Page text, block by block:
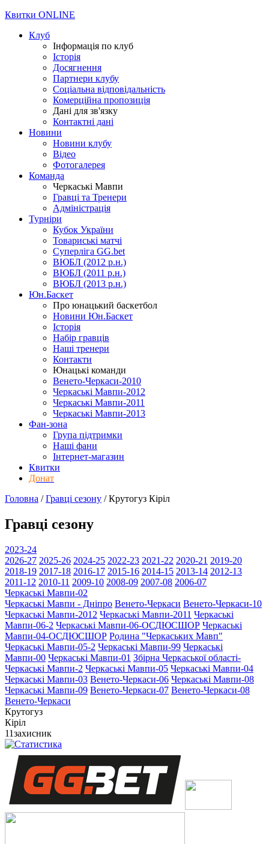
Квитки ONLINE
Клуб
Інформація по клуб
Історія
Досягнення
Партнери клубу
Соціальна відповідальність
Комерційна пропозиція
Дані для зв'язку
Контактні дані
Новини
Новини клубу
Відео
Фотогалерея
Команда
Черкаські Мавпи
Гравці та Тренери
Адміністрація
Турніри
Кубок України
Товариські матчі
Суперліга GG.bet
ВЮБЛ (2012 р.н.)
ВЮБЛ (2011 р.н.)
ВЮБЛ (2013 р.н.)
Юн.Баскет
Про юнацький баскетбол
Новини Юн.Баскет
Історія
Набір гравців
Наші тренери
Контакти
Юнацькі команди
Венето-Черкаси-2010
Черкаські Мавпи-2012
Черкаські Мавпи-2011
Черкаські Мавпи-2013
Фан-зона
Група підтримки
Наші фани
Інтернет-магазин
Квитки
Донат
Головна /Гравці сезону /Крутогуз Кіріл
Гравці сезону
2023-24
2026-27 2025-26 2024-25 2022-23 2021-22 2020-21 2019-20
2018-19 2017-18 2016-17 2015-16 2014-15 2013-14 2012-13
2011-12 2010-11 2009-10 2008-09 2007-08 2006-07
Черкаські Мавпи-02
Черкаські Мавпи - Дніпро Венето-Черкаси Венето-Черкаси-10
Черкаські Мавпи-2012 Черкаські Мавпи-2011 Черкаські
Мавпи-06-2 Черкаські Мавпи-06-ОСДЮСШОР Черкаські
Мавпи-04-ОСДЮСШОР Родина "Черкаcьких Мавп"
Черкаські Мавпи-05-2 Черкаські Мавпи-99 Черкаські
Мавпи-00 Черкаські Мавпи-01 Збірна Черкаської області-
Черкаські Мавпи-2 Черкаські Мавпи-05 Черкаські Мавпи-04
Черкаські Мавпи-03 Венето-Черкаси-06 Черкаські Мавпи-08
Черкаські Мавпи-09 Венето-Черкаси-07 Венето-Черкаси-08
Венето-Черкаси
Крутогуз
Кіріл
11захисник